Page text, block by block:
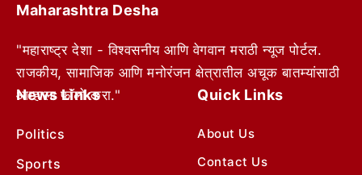
Maharashtra Desha
"महाराष्ट्र देशा - विश्वसनीय आणि वेगवान मराठी न्यूज पोर्टल.
राजकीय, सामाजिक आणि मनोरंजन क्षेत्रातील अचूक बातम्यांसाठी
आम्हाला फॉलो करा."
News Links
Politics
Sports
Quick Links
About Us
Contact Us